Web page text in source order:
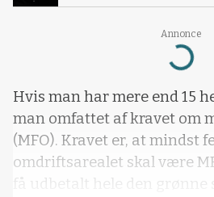
Annonce
Loading...
Hvis man har mere end 15
man omfattet af kravet om
(MFO). Kravet er, at mindst
omdriftsarealet skal være
få udbetalt hele den grønne